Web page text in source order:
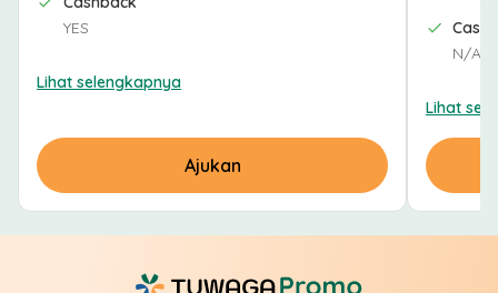
YES
Lihat selengkapnya
Ajukan
N/A
Lihat